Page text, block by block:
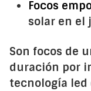
Focos
solar en el
Son focos de
duración por
tecnología led